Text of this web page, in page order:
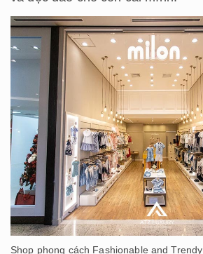
Shop phong cách Fashionable and Trendy